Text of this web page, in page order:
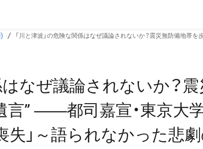
「川と津波」の危険な関係はなぜ議論されないか？震災無防備地帯
はなぜ議論されないか？
言” ――都司嘉宣・東京大
失」～語られなかった悲